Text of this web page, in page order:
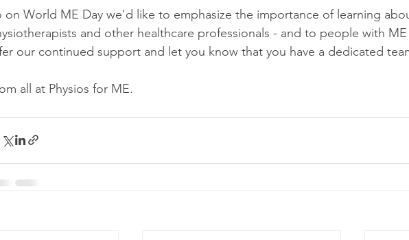
on World ME Day we'd like to emphasize the importance of learning
and other healthcare professionals - and to people with
our continued support and let you know that you have a dedicated
all at Physios for ME.